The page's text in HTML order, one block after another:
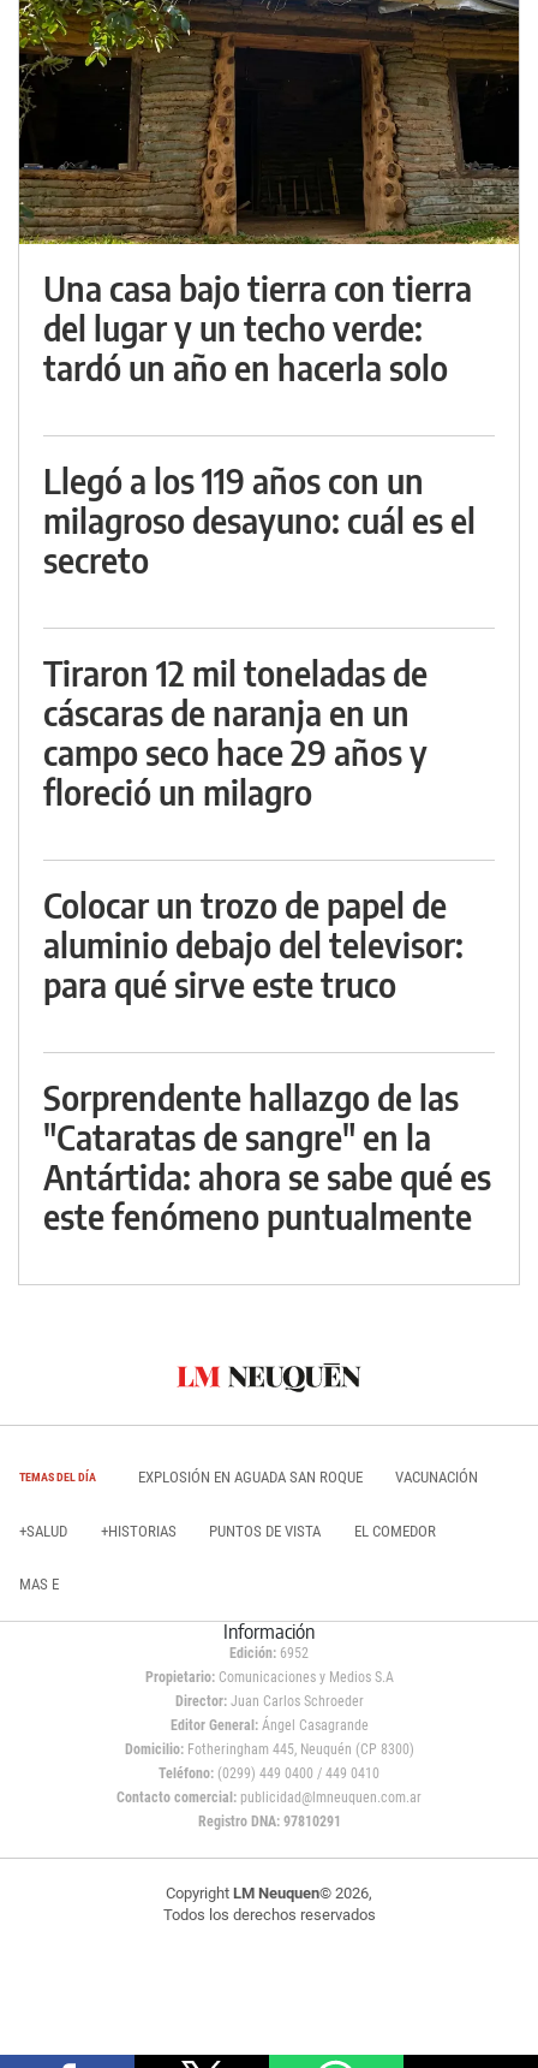
Una casa bajo tierra con tierra
del lugar y un techo verde:
tardó un año en hacerla solo
Llegó a los 119 años con un
milagroso desayuno: cuál es el
secreto
Tiraron 12 mil toneladas de
cáscaras de naranja en un
campo seco hace 29 años y
floreció un milagro
Colocar un trozo de papel de
aluminio debajo del televisor:
para qué sirve este truco
Sorprendente hallazgo de las
"Cataratas de sangre" en la
Antártida: ahora se sabe qué es
este fenómeno puntualmente
TEMAS DEL DÍA EXPLOSIÓN EN AGUADA SAN ROQUE VACUNACIÓN
+SALUD +HISTORIAS PUNTOS DE VISTA EL COMEDOR
MAS E
Información
Edición: 6952
Propietario:Comunicaciones y Medios S.A
Director: Juan Carlos Schroeder
Editor General:Ángel Casagrande
Domicilio:Fotheringham 445, Neuquén (CP 8300)
Teléfono: (0299) 449 0400 / 449 0410
Contacto comercial: publicidad@lmneuquen.com.ar
Registro DNA: 97810291
Copyright LM Neuquen© 2026,
Todos los derechos reservados